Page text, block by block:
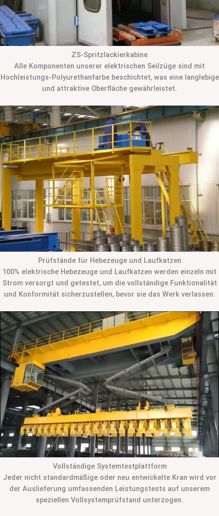
ZS-Spritzlackierkabine
Alle Komponenten unserer elektrischen Seilzüge sind mit
Hochleistungs-Polyurethanfarbe beschichtet, was eine langlebige
und attraktive Oberfläche gewährleistet.
Prüfstände für Hebezeuge und Laufkatzen
100% elektrische Hebezeuge und Laufkatzen werden einzeln mit
Strom versorgt und getestet, um die vollständige Funktionalität
und Konformität sicherzustellen, bevor sie das Werk verlassen.
Vollständige Systemtestplattform
Jeder nicht standardmäßige oder neu entwickelte Kran wird vor
der Auslieferung umfassenden Leistungstests auf unserem
speziellen Vollsystemprüfstand unterzogen.